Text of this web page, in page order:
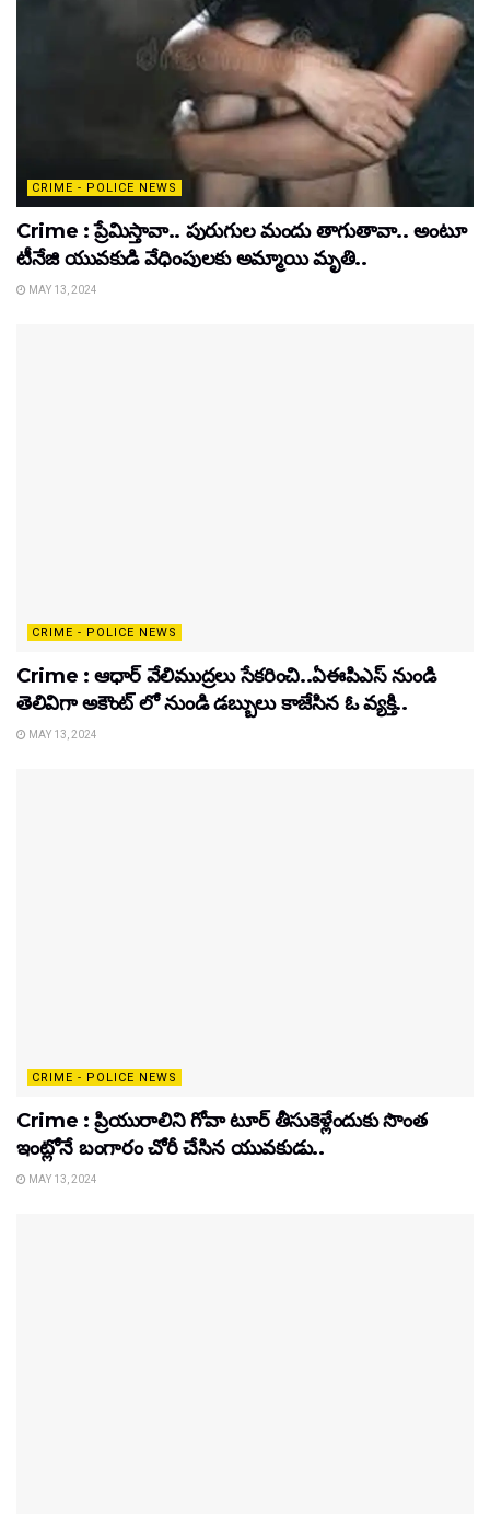
CRIME - POLICE NEWS
Crime : ప్రేమిస్తావా.. పురుగుల మందు తాగుతావా.. అంటూ
టీనేజి యువకుడి వేధింపులకు అమ్మాయి మృతి..
MAY 13, 2024
CRIME - POLICE NEWS
Crime : ఆధార్ వేలిముద్రలు సేకరించి..ఏఈపిఎస్ నుండి
తెలివిగా అకౌంట్ లో నుండి డబ్బులు కాజేసిన ఓ వ్యక్తి..
MAY 13, 2024
CRIME - POLICE NEWS
Crime : ప్రియురాలిని గోవా టూర్ తీసుకెళ్లేందుకు సొంత
ఇంట్లోనే బంగారం చోరీ చేసిన యువకుడు..
MAY 13, 2024